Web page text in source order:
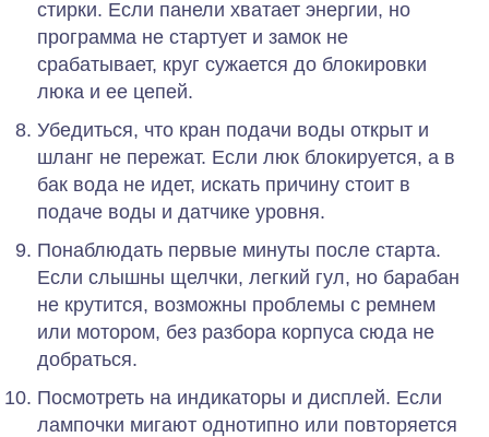
стирки. Если панели хватает энергии, но
программа не стартует и замок не
срабатывает, круг сужается до блокировки
люка и ее цепей.
Убедиться, что кран подачи воды открыт и
шланг не пережат. Если люк блокируется, а в
бак вода не идет, искать причину стоит в
подаче воды и датчике уровня.
Понаблюдать первые минуты после старта.
Если слышны щелчки, легкий гул, но барабан
не крутится, возможны проблемы с ремнем
или мотором, без разбора корпуса сюда не
добраться.
Посмотреть на индикаторы и дисплей. Если
лампочки мигают однотипно или повторяется